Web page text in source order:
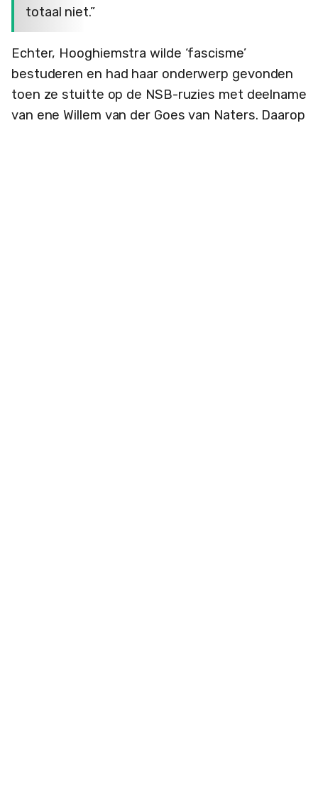
totaal niet.”
Echter, Hooghiemstra wilde ‘fascisme’
bestuderen en had haar onderwerp gevonden
toen ze stuitte op de NSB-ruzies met deelname
van ene Willem van der Goes van Naters. Daarop